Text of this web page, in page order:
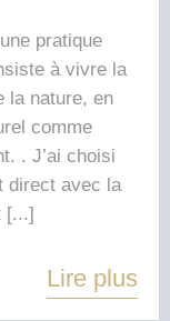
pratique
à vivre la
la nature, en
comme
. J’ai choisi
direct avec la
[...]
Lire plus